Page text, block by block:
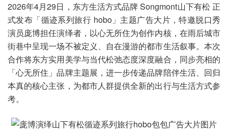
2026年4月29日，东方生活方式品牌 Songmont山下有松 正
式发布「循迹系列旅行 hobo」主题广告大片，特邀脱口秀
演员庞博担任演绎者，以心无所住为创作内核，在雨后城市
街巷中呈现一场不被定义、自在漫游的都市生活叙事。本次
合作将东方实用美学与当代松弛态度深度融合，同步亮相的
「心无所住」品牌主题展，进一步传递品牌陪伴生活、回归
本真的核心主张，为都市人群提供全新的出行与生活方式参
考。